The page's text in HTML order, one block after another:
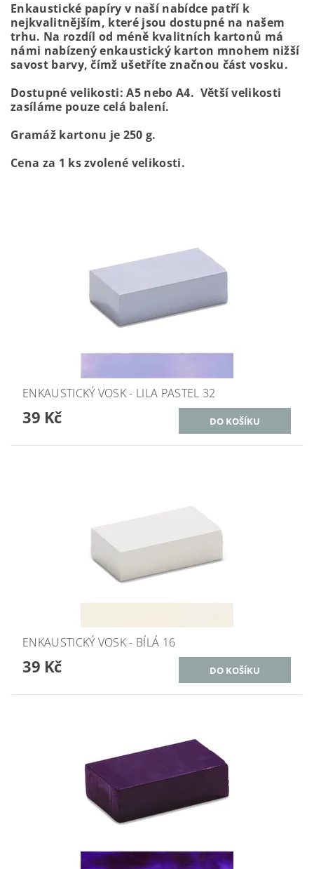
Enkaustické papíry v naší nabídce patří k
nejkvalitnějším, které jsou dostupné na našem
trhu. Na rozdíl od méně kvalitních kartonů má
námi nabízený enkaustický karton mnohem nižší
savost barvy, čímž ušetříte značnou část vosku.
Dostupné velikosti: A5 nebo A4. Větší velikosti
zasíláme pouze celá balení.
Gramáž kartonu je 250 g.
Cena za 1 ks zvolené velikosti.
ENKAUSTICKÝ VOSK - LILA PASTEL 32
39 Kč
ENKAUSTICKÝ VOSK - BÍLÁ 16
39 Kč